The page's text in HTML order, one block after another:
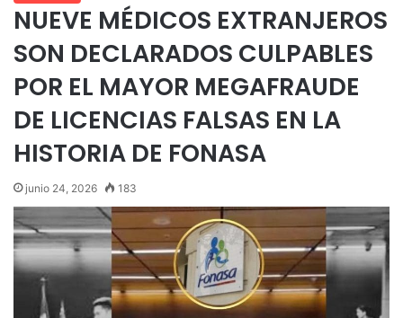
NUEVE MÉDICOS EXTRANJEROS
SON DECLARADOS CULPABLES
POR EL MAYOR MEGAFRAUDE
DE LICENCIAS FALSAS EN LA
HISTORIA DE FONASA
junio 24, 2026 183